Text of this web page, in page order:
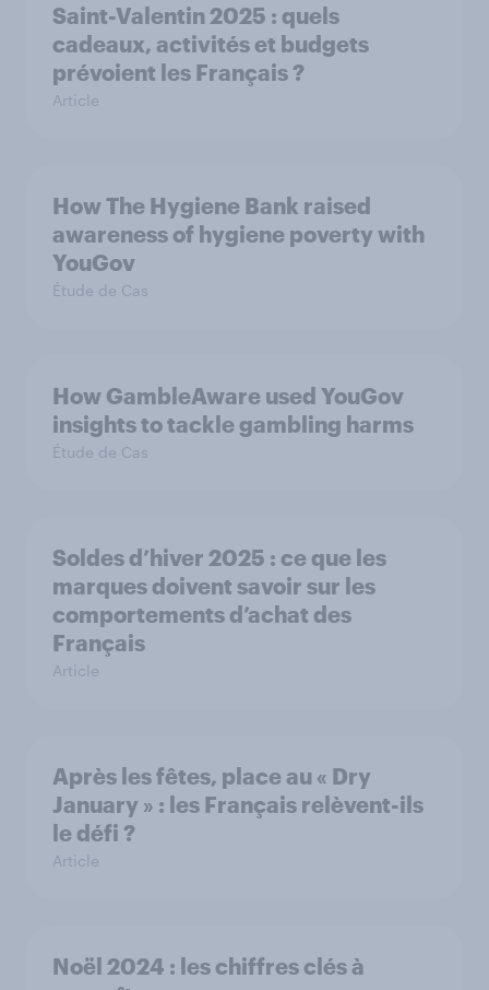
Saint-Valentin 2025 : quels
cadeaux, activités et budgets
prévoient les Français ?
Article
How The Hygiene Bank raised
awareness of hygiene poverty with
YouGov
Étude de Cas
How GambleAware used YouGov
insights to tackle gambling harms
Étude de Cas
Soldes d’hiver 2025 : ce que les
marques doivent savoir sur les
comportements d’achat des
Français
Article
Après les fêtes, place au « Dry
January » : les Français relèvent-ils
le défi ?
Article
Noël 2024 : les chiffres clés à